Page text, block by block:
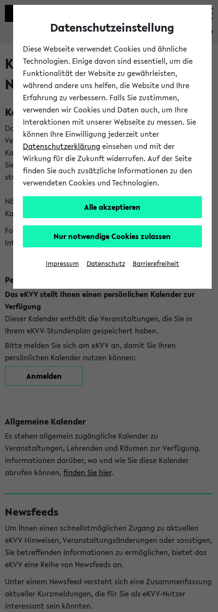
eKVV
Kalenderintegration und
Newsfeeds
Kalenderintegration
Das eKVV bietet Ihnen die Möglichkeit,
Veranstaltungstermine in eine Vielzahl von
Kalenderanwendungen einzubinden. Auf diese Weise können
Sie einen gemeinsamen Überblick über Ihre privaten und
studienbezogenen Termine erhalten.
Näheres zu Vorteilen und Funktionsweise der
Kalenderintegration können Sie auf unserer
Folgende Kalender bietet Ihnen das eKVV derzeit zur
Integration an:
Persönlicher Kalender
Das eKVV stellt Ihnen einen persönlichen Kalender zur
Verfügung
Dieser Kalender enthält die Veranstaltungen, die Sie in
Ihrem eKVV-Stundenplan gespeichert haben.
Bitte melden Sie sich am eKVV an, damit Sie Ihren
persönlichen Kalender nutzen können:
Anmelden
Allgemeine Kalender
Es stehen allgemein zugängliche Kalender zu
Veranstaltungen, Lehrenden und Räumen zur Verfügung.
Informationen darüber, wo und wie Sie diese Kalender
abrufen können, finden Sie hier.
Newsfeeds
Um Ihnen einen schnellstmöglichen Zugang zu aktuellen
eKVV Hinweisen, Veranstaltungsänderungen oder sonstigen,
Sie betreffenden Informationen zu ermöglichen, bietet das
eKVV eine Reihe von Newsfeeds an.
Unter einem Newsfeed versteht sich eine Zusammenfassung
aktueller Kurzmeldungen, die für Sie als eKVV-Nutzer
interessant sein könnten.
Datenschutzeinstellung
Diese Webseite verwendet Cookies und ähnliche
Technologien. Einige davon sind essentiell, um die
Funktionalität der Website zu gewährleisten,
während andere uns helfen, die Website und Ihre
Erfahrung zu verbessern. Falls Sie zustimmen,
verwenden wir Cookies und Daten auch, um Ihre
Interaktionen mit unserer Webseite zu messen. Sie
können Ihre Einwilligung jederzeit unter
Datenschutzerklärung einsehen und mit der
Wirkung für die Zukunft widerrufen. Auf der Seite
finden Sie auch zusätzliche Informationen zu den
verwendeten Cookies und Technologien.
Alle akzeptieren
Nur notwendige Cookies zulassen
Impressum Datenschutz Barrierefreiheit